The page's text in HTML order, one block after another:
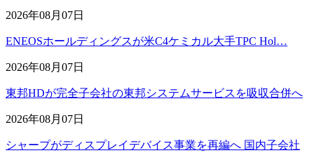
2026年08月07日
ENEOSホールディングスが米C4ケミカル大手TPC Hol…
2026年08月07日
東邦HDが完全子会社の東邦システムサービスを吸収合併へ
2026年08月07日
シャープがディスプレイデバイス事業を再編へ 国内子会社